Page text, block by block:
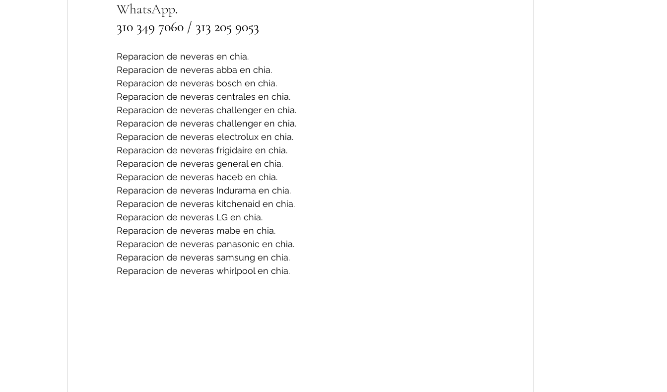
WhatsApp.
310 349 7060 / 313 205 9053
Reparacion de neveras en chia.
Reparacion de neveras abba en chia.
Reparacion de neveras bosch en chia.
Reparacion de neveras centrales en chia.
Reparacion de neveras challenger en chia.
Reparacion de neveras challenger en chia.
Reparacion de neveras electrolux en chia.
Reparacion de neveras frigidaire en chia.
Reparacion de neveras general en chia.
Reparacion de neveras haceb en chia.
Reparacion de neveras Indurama en chia.
Reparacion de neveras kitchenaid en chia.
Reparacion de neveras LG en chia.
Reparacion de neveras mabe en chia.
Reparacion de neveras panasonic en chia.
Reparacion de neveras samsung en chia.
Reparacion de neveras whirlpool en chia.